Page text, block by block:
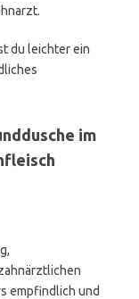
du leichter ein
im
empfindlich und